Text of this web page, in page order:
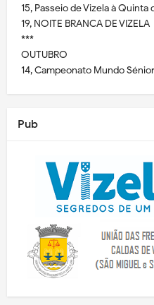
15, Passeio de Vizela à Quinta
19, NOITE BRANCA DE VIZELA
***
OUTUBRO
14, Campeonato Mundo
Pub